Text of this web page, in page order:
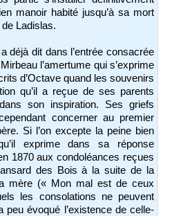
manoir habité jusqu’à sa mort
Ladislas.
déjà dit dans l’entrée consacrée
l’amertume qui s’exprime
d’Octave quand les souvenirs
qu’il a reçue de ses parents
son inspiration. Ses griefs
concerner au premier
Si l’on excepte la peine bien
exprime dans sa réponse
1870 aux condoléances reçues
des Bois à la suite de la
mère (« Mon mal est de ceux
les consolations ne peuvent
peu évoqué l’existence de celle-